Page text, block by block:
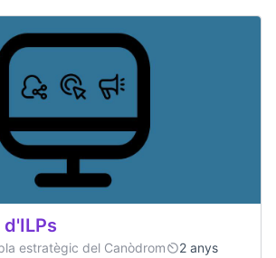
estratègic del Canòdrom
2 anys